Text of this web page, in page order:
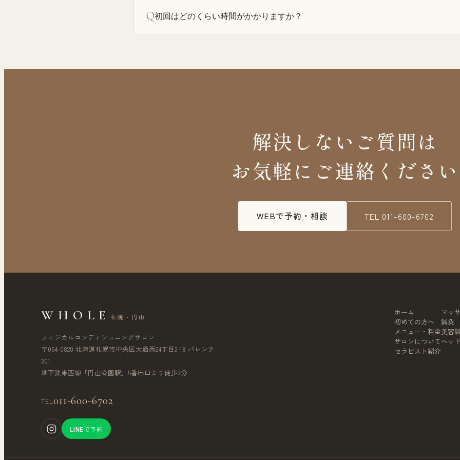
Q初回はどのくらい時間がかかりますか？
解決しないご質問は
お気軽にご連絡ください
WEBで予約・相談 TEL 011-600-6702
WHOLE 札幌・円山
フィジカルコンディショニングサロン
〒064-0820 北海道札幌市中央区大通西24丁目2-18 パレンテ
301
地下鉄東西線「円山公園駅」5番出口より徒歩3分
TEL 011-600-6702
LINEで予約
ホーム
初めての方へ
メニュー・料金
サロンについて
セラピスト紹介
マッ
鍼灸
美容
ヘッ